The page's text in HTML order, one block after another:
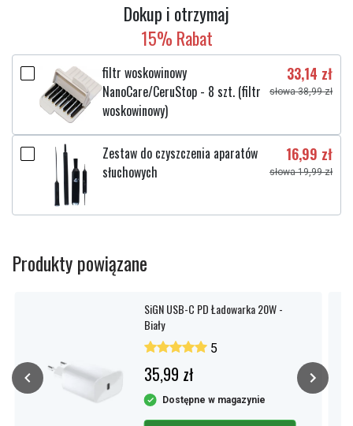
Dokup i otrzymaj
15% Rabat
filtr woskowinowy
NanoCare/CeruStop - 8 szt. (filtr
woskowinowy)
33,14 zł
słowa 38,99 zł
Zestaw do czyszczenia aparatów
słuchowych
16,99 zł
słowa 19,99 zł
Produkty powiązane
SiGN USB-C PD Ładowarka 20W -
Biały
5
35,99 zł
Dostępne w magazynie